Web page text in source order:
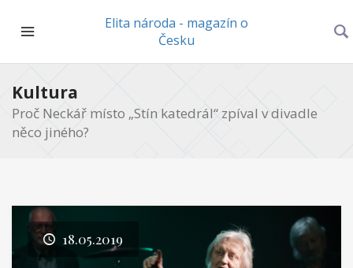
Elita národa - magazín o
Česku
Kultura
Proč Neckář místo „Stín katedrál“ zpíval v divadle
něco jiného?
18.05.2019